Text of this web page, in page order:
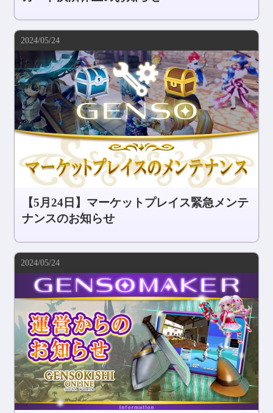
2024/05/24
【5月24日】マーケットプレイス緊急メンテ
ナンスのお知らせ
2024/05/24